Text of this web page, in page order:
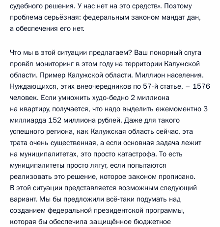
судебного решения. У нас нет на это средств». Поэтому
проблема серьёзная: федеральным законом мандат дан,
а обеспечения его нет.
Что мы в этой ситуации предлагаем? Ваш покорный слуга
провёл мониторинг в этом году на территории Калужской
области. Пример Калужской области. Миллион населения.
Нуждающихся, этих внеочередников по 57-й статье, – 1576
человек. Если умножить худо-бедно 2 миллиона
на квартиру, получается, что надо выделить ежемоментно 3
миллиарда 152 миллиона рублей. Даже для такого
успешного региона, как Калужская область сейчас, эта
трата очень существенная, а если основная задача лежит
на муниципалитетах, это просто катастрофа. То есть
муниципалитеты просто лягут, если попытаются
реализовать это решение, которое законом прописано.
В этой ситуации представляется возможным следующий
вариант. Мы бы предложили всё‑таки подумать над
созданием федеральной президентской программы,
которая бы обеспечила защищённое бюджетное